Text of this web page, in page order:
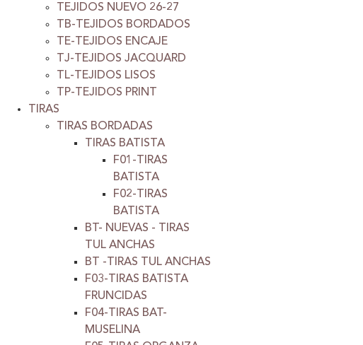
TEJIDOS NUEVO 26-27
TB-TEJIDOS BORDADOS
TE-TEJIDOS ENCAJE
TJ-TEJIDOS JACQUARD
TL-TEJIDOS LISOS
TP-TEJIDOS PRINT
TIRAS
TIRAS BORDADAS
TIRAS BATISTA
F01-TIRAS
BATISTA
F02-TIRAS
BATISTA
BT- NUEVAS - TIRAS
TUL ANCHAS
BT -TIRAS TUL ANCHAS
F03-TIRAS BATISTA
FRUNCIDAS
F04-TIRAS BAT-
MUSELINA